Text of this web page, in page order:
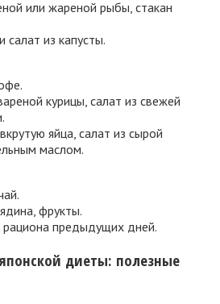
или жареной рыбы, стакан
из капусты.
курицы, салат из свежей
яйца, салат из сырой
маслом.
фрукты.
предыдущих дней.
диеты: полезные